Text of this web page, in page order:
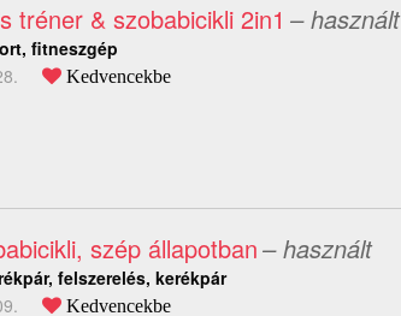
tréner & szobabicikli 2in1 – használt
fitneszgép
Kedvencekbe
szép állapotban– használt
felszerelés, kerékpár
Kedvencekbe